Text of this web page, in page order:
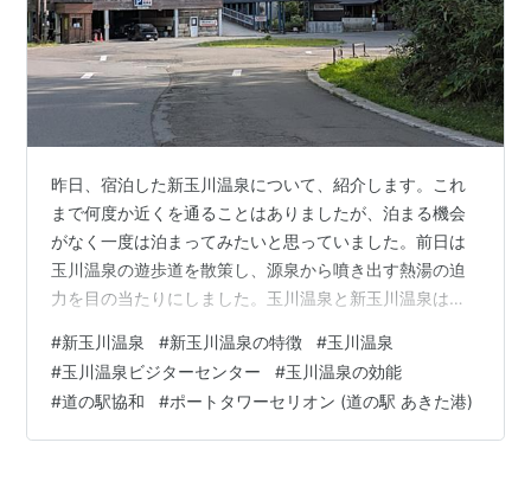
昨日、宿泊した新玉川温泉について、紹介します。これ
まで何度か近くを通ることはありましたが、泊まる機会
がなく一度は泊まってみたいと思っていました。前日は
玉川温泉の遊歩道を散策し、源泉から噴き出す熱湯の迫
力を目の当たりにしました。玉川温泉と新玉川温泉は源
あたりは、ホテルに着く前、近くの玉川温泉ビジターセ
ンターに寄り知りました。 玉川温泉の特徴や成立経過に
ついても分かりやすく展示されています。 玉川温泉が自
炊の長期湯治向けであるのに対し、新玉川温泉は食事付
#新玉川温泉 #新玉川温泉の特徴 #玉川温泉
#玉川温泉ビジターセンター #玉川温泉の効能
#道の駅協和 #ポートタワーセリオン (道の駅 あきた港)